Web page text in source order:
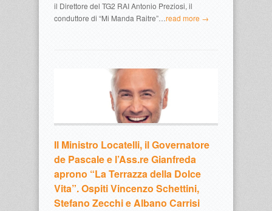
il Direttore del TG2 RAI Antonio Preziosi, il
conduttore di “Mi Manda Raitre”…read more →
Il Ministro Locatelli, il Governatore
de Pascale e l’Ass.re Gianfreda
aprono “La Terrazza della Dolce
Vita”. Ospiti Vincenzo Schettini,
Stefano Zecchi e Albano Carrisi